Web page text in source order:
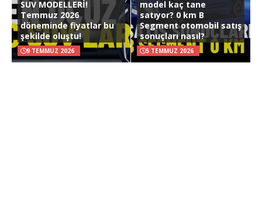
SUV MODELLERİ!
Temmuz 2026
döneminde fiyatlar bu
şekilde oluştu!
9 TEMMUZ 2026
model kaç tane
satıyor? 0 km B
Segment otomobil satış
sonuçları nasıl?
5 TEMMUZ 2026